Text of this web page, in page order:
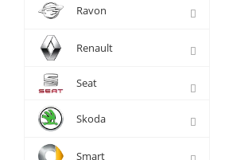
Ravon
Renault
Seat
Skoda
Smart